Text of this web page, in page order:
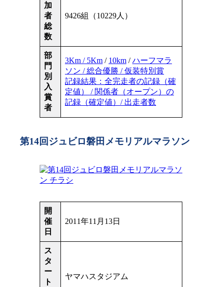
加
者
総
数
9426組（10229人）
部
門
別
入
賞
者
3Km / 5Km / 10km /ハーフマラ
ソン / 総合優勝 / 仮装特別賞
記録結果：全完走者の記録（確
定値） / 関係者（オープン）の
記録（確定値）/ 出走者数
第14回ジュビロ磐田メモリアルマラソン
開
催
日
2011年11月13日
ス
タ
ー
ト
ヤマハスタジアム